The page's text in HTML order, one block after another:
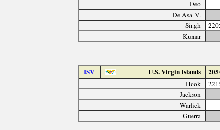
Deo
De Asa, V.
Singh
Kumar
ISV U.S. Virgin Islands
Hook
Jackson
Warlick
Guerra